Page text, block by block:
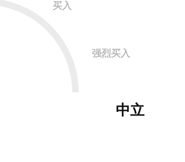
买入
强烈买入
中立